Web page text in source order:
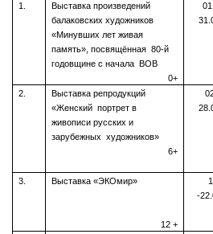
1.
Выставка произведений
балаковских художников
«Минувших лет живая
память», посвящённая 80-й
годовщине с начала ВОВ
0+
2.
Выставка репродукций
«Женский портрет в
живописи русских и
зарубежных художников»
6+
3.
Выставка «ЭКОмир»
12 +
-